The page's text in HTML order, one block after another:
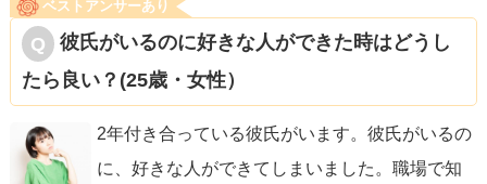
ベストアンサーあり
彼氏がいるのに好きな人ができた時はどうし
たら良い？(25歳・女性）
2年付き合っている彼氏がいます。彼氏がいるの
に、好きな人ができてしまいました。職場で知